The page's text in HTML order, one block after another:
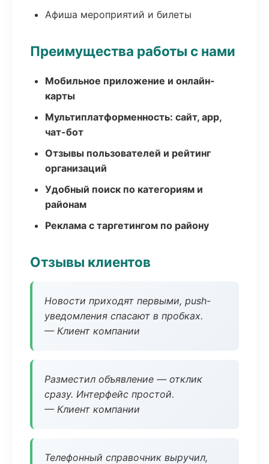
Афиша мероприятий и билеты
Преимущества работы с нами
Мобильное приложение и онлайн-
карты
Мультиплатформенность: сайт, app,
чат-бот
Отзывы пользователей и рейтинг
организаций
Удобный поиск по категориям и
районам
Реклама с таргетингом по району
Отзывы клиентов
Новости приходят первыми, push-
уведомления спасают в пробках.
— Клиент компании
Разместил объявление — отклик
сразу. Интерфейс простой.
— Клиент компании
Телефонный справочник выручил,